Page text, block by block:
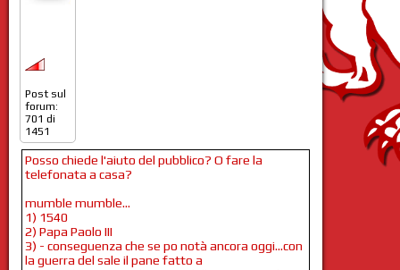
Post sul
forum:
701 di
1451
Posso chiede l'aiuto del pubblico? O fare la
telefonata a casa?
mumble mumble...
1) 1540
2) Papa Paolo III
3) - conseguenza che se po notà ancora oggi...con
la guerra del sale il pane fatto a